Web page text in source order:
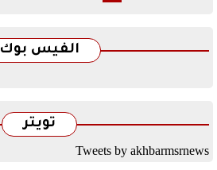
الفيس بوك
تويتر
Tweets by akhbarmsrnews